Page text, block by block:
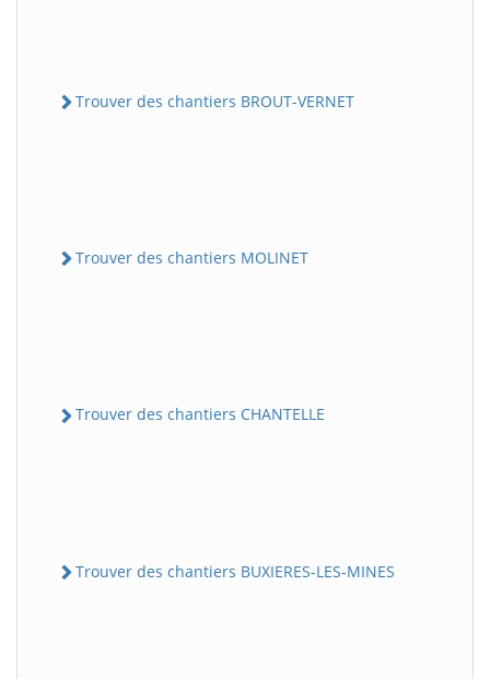
Trouver des chantiers BROUT-VERNET
Trouver des chantiers MOLINET
Trouver des chantiers CHANTELLE
Trouver des chantiers BUXIERES-LES-MINES